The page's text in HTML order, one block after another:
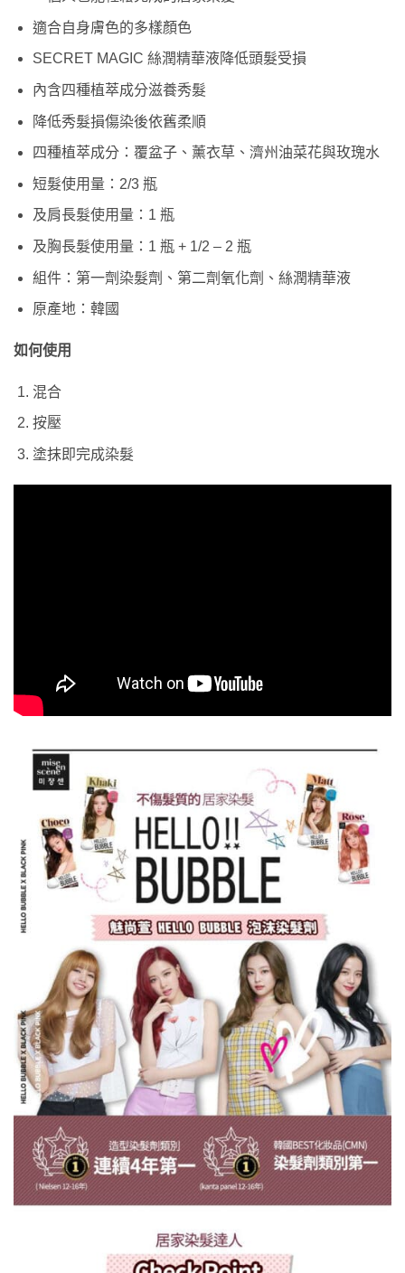
適合自身膚色的多樣顏色
SECRET MAGIC 絲潤精華液降低頭髮受損
內含四種植萃成分滋養秀髮
降低秀髮損傷染後依舊柔順
四種植萃成分：覆盆子、薰衣草、濟州油菜花與玫瑰水
短髮使用量：2/3 瓶
及肩長髮使用量：1 瓶
及胸長髮使用量：1 瓶 + 1/2 – 2 瓶
組件：第一劑染髮劑、第二劑氧化劑、絲潤精華液
原產地：韓國
如何使用
混合
按壓
塗抹即完成染髮